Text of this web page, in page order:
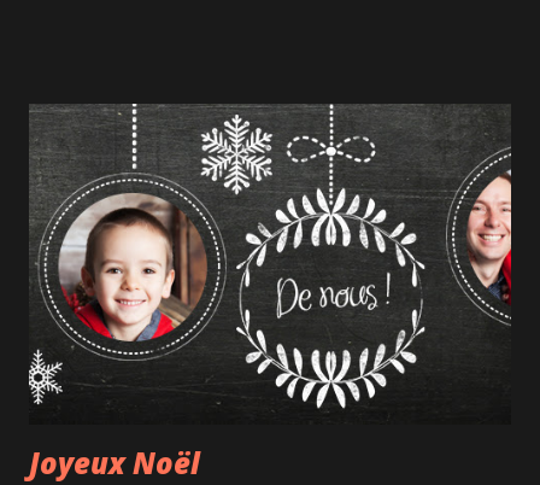
crocodiles et plein d'autres encore. Grâce à ce
documentaire, on réalise à quel point le lien est étroit
entre les animaux et l'eau, aussi bien lorsqu'elle est
accessible que lorsqu'elle nécessite des efforts
inimaginables pour la trouver. Ce film est une invitation au
voyage, à la découverte et à la préservation de notre
patrimoine. Mais attention, il y a un fort risque qu'après
l'avoir vu, vous soyez tentés de visiter Expedia.ca pour
réser...
Joyeux Noël